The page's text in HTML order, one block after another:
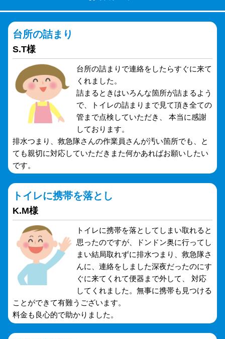
台所の詰まり
S.T様
台所の詰まりで連絡をしたらすぐに来て
くれました。
詰まるときはいろんな箇所が詰まるよう
で、トイレの詰まりまで見て頂き全ての
管まで点検していただき、 本当に感謝
しております。
排水つまり、救急隊さんの作業員さんが汚い箇所でも、と
ても親切に対応していただきまた何かあればお願いしたい
です。
トイレに携帯を落とし
K.M様
トイレに携帯を落としてしまい取れると
思ったのですが、ドンドン奥に行ってし
まい結局取れずに排水つまり、救急隊さ
んに、連絡をしました深夜だったのにす
ぐに来てくれて便器まで外して、 対応
してくれました。無事に携帯も見つける
ことができて有難うございます。
料金も良心的で助かりました。